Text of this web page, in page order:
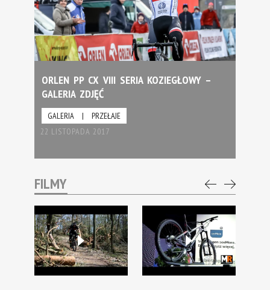
ORLEN PP CX VIII SERIA KOZIEGŁOWY –
GALERIA ZDJĘĆ
GALERIA |
PRZEŁAJE
22 LISTOPADA 2017
FILMY